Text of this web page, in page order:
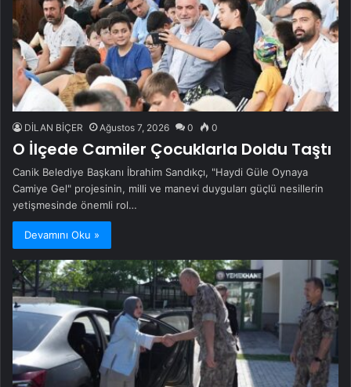
DİLAN BİÇER Ağustos 7, 2026 0 0
O İlçede Camiler Çocuklarla Doldu Taştı
Canik Belediye Başkanı İbrahim Sandıkçı, "Haydi Güle Oynaya
Camiye Gel" projesinin, milli ve manevi duyguları güçlü nesillerin
yetişmesinde önemli rol…
Devamını Oku »